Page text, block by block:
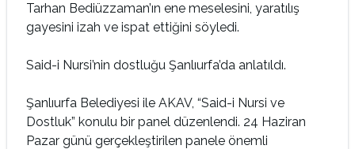
Tarhan Bediüzzaman’ın ene meselesini, yaratılış
gayesini izah ve ispat ettiğini söyledi.
Said-i Nursi’nin dostluğu Şanlıurfa’da anlatıldı.
Şanlıurfa Belediyesi ile AKAV, “Said-i Nursi ve
Dostluk” konulu bir panel düzenlendi. 24 Haziran
Pazar günü gerçekleştirilen panele önemli